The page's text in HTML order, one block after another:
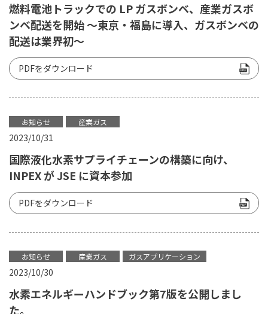
燃料電池トラックでの LP ガスボンベ、産業ガスボ
ンベ配送を開始 ～東京・福島に導入、ガスボンベの
配送は業界初～
PDFをダウンロード
お知らせ 産業ガス
2023/10/31
国際液化水素サプライチェーンの構築に向け、
INPEX が JSE に資本参加
PDFをダウンロード
お知らせ 産業ガス ガスアプリケーション
2023/10/30
水素エネルギーハンドブック第7版を公開しまし
た。